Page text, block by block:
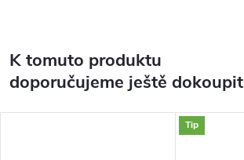
K tomuto produktu
doporučujeme ještě dokoupit
Tip